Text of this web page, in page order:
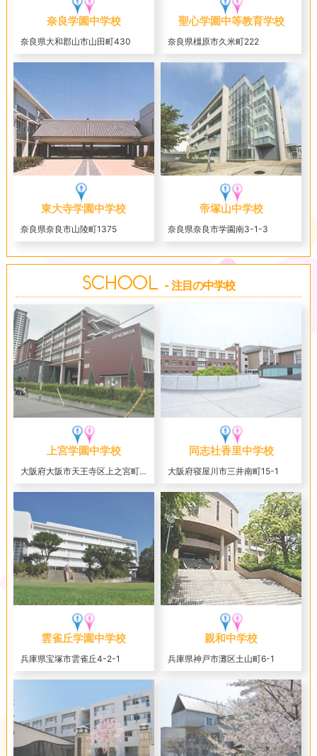
奈良学園中学校
奈良県大和郡山市山田町430
聖心学園中等教育学校
奈良県橿原市久米町222
東大寺学園中学校
奈良県奈良市山陵町1375
帝塚山中学校
奈良県奈良市学園南3-1-3
- 注目の中学校
上宮学園中学校
大阪府大阪市天王寺区上之宮町3-16
同志社香里中学校
大阪府寝屋川市三井南町15-1
雲雀丘学園中学校
兵庫県宝塚市雲雀丘4-2-1
親和中学校
兵庫県神戸市灘区土山町6-1